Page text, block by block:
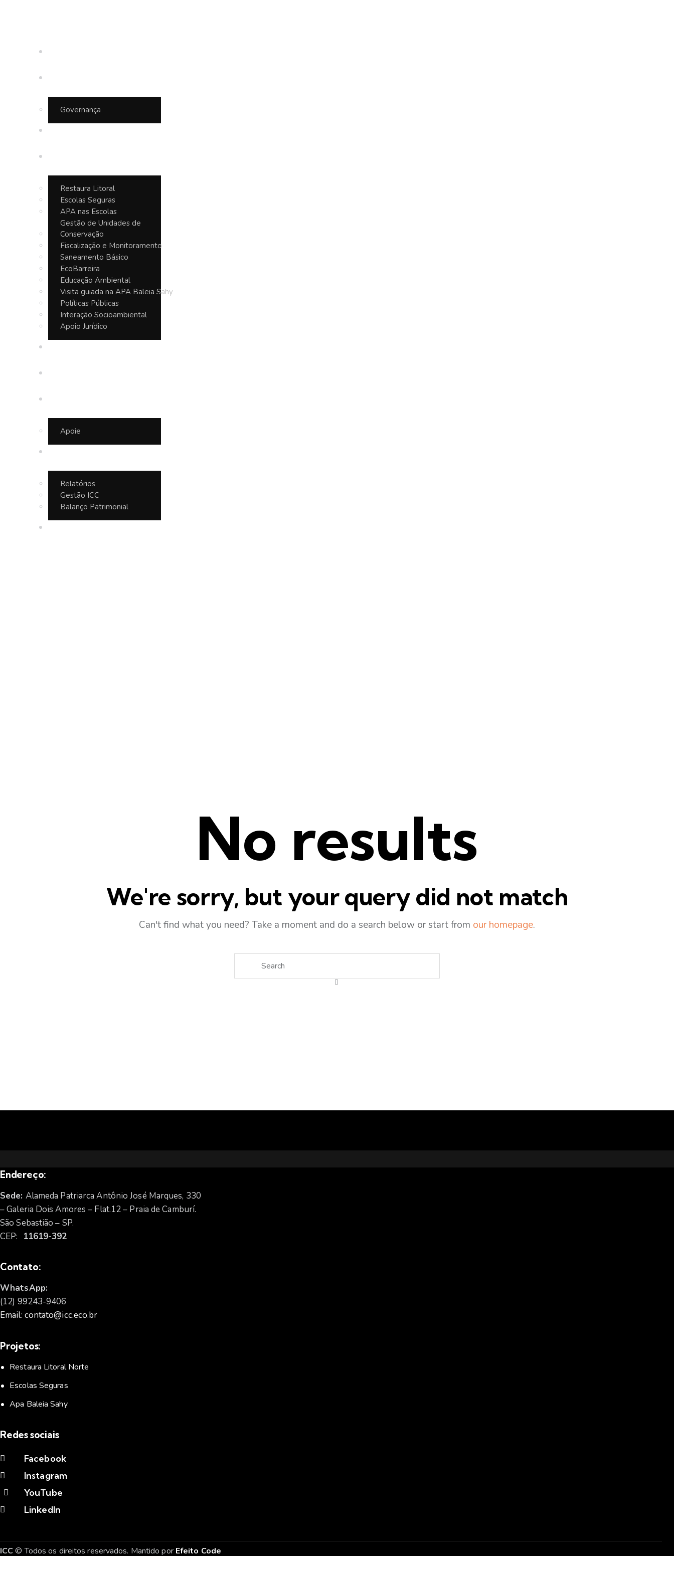
Governança
Restaura Litoral
Escolas Seguras
APA nas Escolas
Gestão de Unidades de
Conservação
Fiscalização e Monitoramento
Saneamento Básico
EcoBarreira
Educação Ambiental
Visita guiada na APA Baleia Sahy
Políticas Públicas
Interação Socioambiental
Apoio Jurídico
Apoie
Relatórios
Gestão ICC
Balanço Patrimonial
No results
We're sorry, but your query did not match
Can't find what you need? Take a moment and do a search below or start from our homepage.
Endereço:
Sede: Alameda Patriarca Antônio José Marques, 330
– Galeria Dois Amores – Flat.12 – Praia de Camburí.
São Sebastião – SP.
CEP: 11619-392
Contato:
WhatsApp:
(12) 99243-9406
Email: contato@icc.eco.br
Projetos:
Restaura Litoral Norte
Escolas Seguras
Apa Baleia Sahy
Redes sociais
Facebook
Instagram
YouTube
LinkedIn
ICC© Todos os direitos reservados. Mantido por Efeito Code